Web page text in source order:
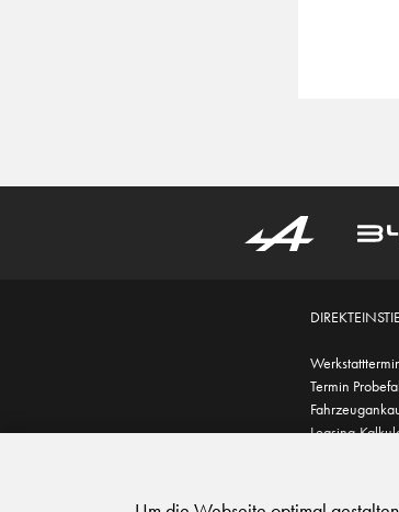
Termin
Leasing-